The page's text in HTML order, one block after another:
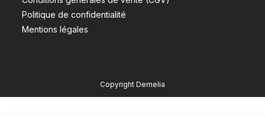
Politique de confidentialité
Mentions légales
Copyright Demelia